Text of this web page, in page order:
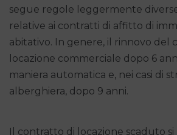
segue regole leggermente
relative ai contratti di affitto di
abitativo. In genere, il rinnovo del
locazione commerciale dopo 6
maniera automatica e, nei casi di
alberghiera, dopo 9 anni.
Il contratto di locazione scaduto si